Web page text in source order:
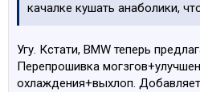
качалке кушать анаболики,
Угу. Кстати, BMW теперь
Перепрошивка
охлаждения+выхлоп.